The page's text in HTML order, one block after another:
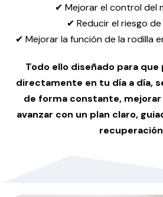
✔ Mejorar el control del
✔ Reducir el riesgo
✔ Mejorar la función de la rodilla
Todo ello diseñado para
directamente en tu día a día,
de forma constante,
avanzar con un plan claro,